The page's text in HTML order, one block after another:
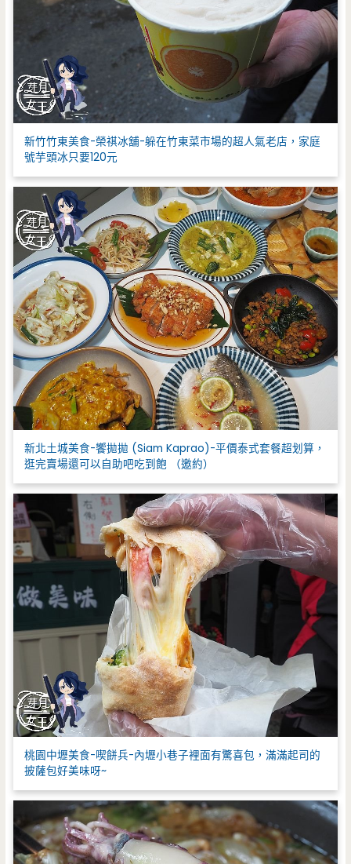
新竹竹東美食-榮祺冰舖-躲在竹東菜市場的超人氣老店，家庭
號芋頭冰只要120元
新北土城美食-饗拋拋 (Siam Kaprao)-平價泰式套餐超划算，
逛完賣場還可以自助吧吃到飽 （邀約）
桃園中壢美食-喫餅兵-內壢小巷子裡面有驚喜包，滿滿起司的
披薩包好美味呀~